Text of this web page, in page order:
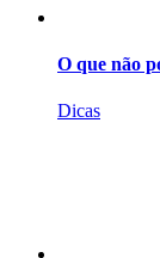
O que não
Dicas